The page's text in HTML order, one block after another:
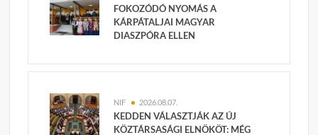
FOKOZÓDÓ NYOMÁS A
KÁRPÁTALJAI MAGYAR
DIASZPÓRA ELLEN
NIF 2026.08.07.
KEDDEN VÁLASZTJÁK AZ ÚJ
KÖZTÁRSASÁGI ELNÖKÖT: MÉG